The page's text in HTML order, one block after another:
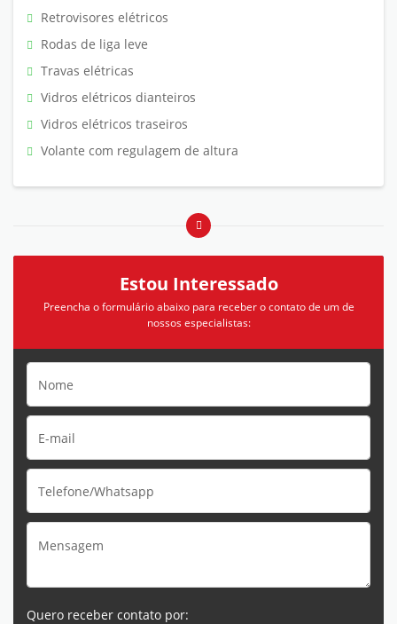
Retrovisores elétricos
Rodas de liga leve
Travas elétricas
Vidros elétricos dianteiros
Vidros elétricos traseiros
Volante com regulagem de altura
Estou Interessado
Preencha o formulário abaixo para receber o contato de um de
nossos especialistas:
Quero receber contato por: